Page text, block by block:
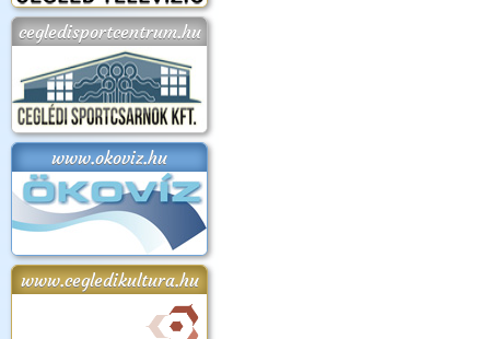
cegledisportcentrum.hu
www.okoviz.hu
www.cegledikultura.hu